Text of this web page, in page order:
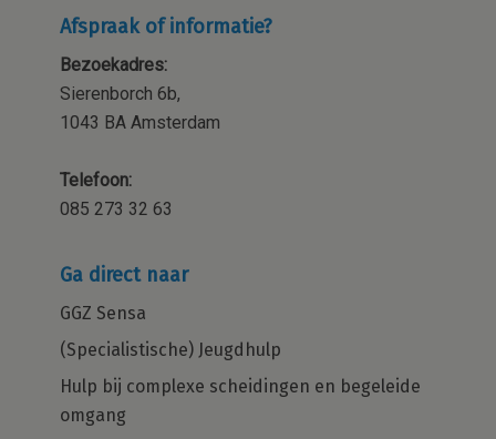
Afspraak of informatie?
Bezoekadres:
Sierenborch 6b,
1043 BA Amsterdam
Telefoon:
085 273 32 63
Ga direct naar
GGZ Sensa
(Specialistische) Jeugdhulp
Hulp bij complexe scheidingen en begeleide
omgang